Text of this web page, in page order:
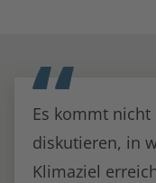
Es kommt
diskutieren, in
Klimaziel